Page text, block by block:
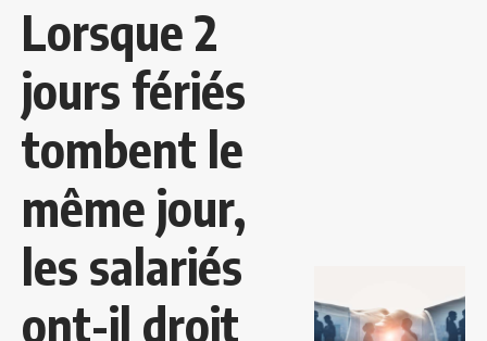
Lorsque 2
jours fériés
tombent le
même jour,
les salariés
ont-il droit